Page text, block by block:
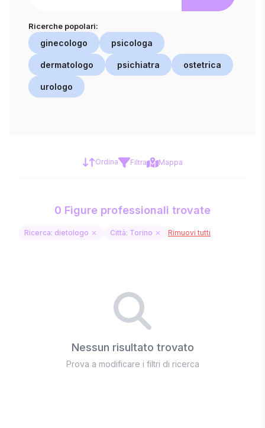
Ricerche popolari:
ginecologo psicologa
dermatologo psichiatra ostetrica
urologo
Ordina Filtra Mappa
0 Figure professionali trovate
Ricerca: dietologo Città: Torino Rimuovi tutti
Nessun risultato trovato
Prova a modificare i filtri di ricerca